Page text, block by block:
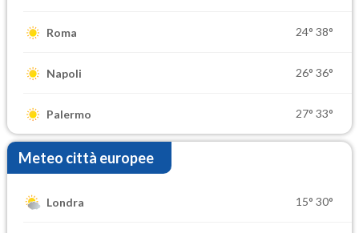
Roma 24° 38°
Napoli 26° 36°
Palermo 27° 33°
Meteo città europee
Londra 15° 30°